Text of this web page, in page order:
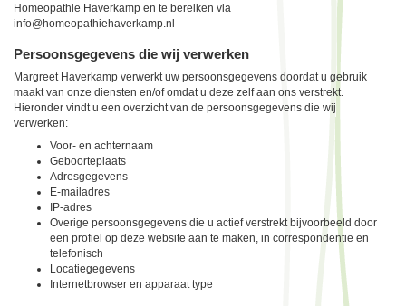
Homeopathie Haverkamp en te bereiken via
info@homeopathiehaverkamp.nl
Persoonsgegevens die wij verwerken
Margreet Haverkamp verwerkt uw persoonsgegevens doordat u gebruik
maakt van onze diensten en/of omdat u deze zelf aan ons verstrekt.
Hieronder vindt u een overzicht van de persoonsgegevens die wij
verwerken:
Voor- en achternaam
Geboorteplaats
Adresgegevens
E-mailadres
IP-adres
Overige persoonsgegevens die u actief verstrekt bijvoorbeeld door
een profiel op deze website aan te maken, in correspondentie en
telefonisch
Locatiegegevens
Internetbrowser en apparaat type